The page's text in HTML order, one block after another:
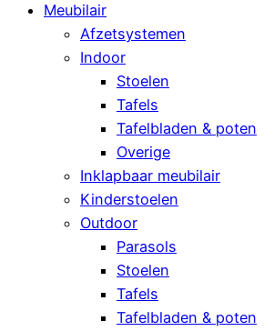
Meubilair
Afzetsystemen
Indoor
Stoelen
Tafels
Tafelbladen & poten
Overige
Inklapbaar meubilair
Kinderstoelen
Outdoor
Parasols
Stoelen
Tafels
Tafelbladen & poten